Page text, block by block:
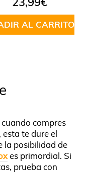
AL CARRITO
compres
, esta te dure el
la posibilidad de
es primordial. Si
prueba con